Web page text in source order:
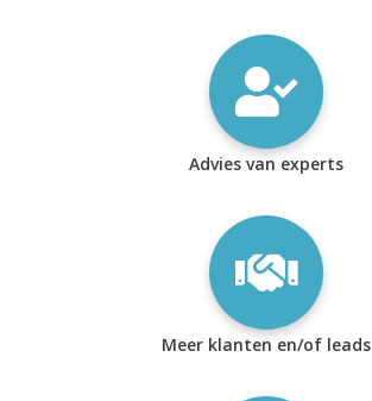
Advies van experts
Meer klanten en/of leads